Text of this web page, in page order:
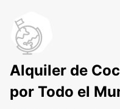
Alquiler de
por Todo el